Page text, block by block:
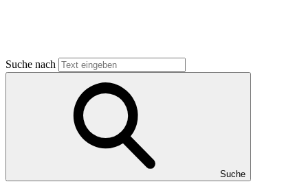
Suche nach
Suche